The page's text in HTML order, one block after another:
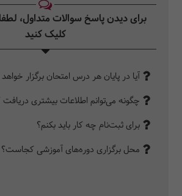
برای دیدن پاسخ سوالات متداول،
کلیک کنید‎
آیا در پایان هر درس امتحان برگزار
چگونه می‌توانم اطلاعات بیشتری دریافت
برای ثبت‌نام چه کار باید بکنم؟
محل برگزاری دوره‌های آموزشی کجاست؟